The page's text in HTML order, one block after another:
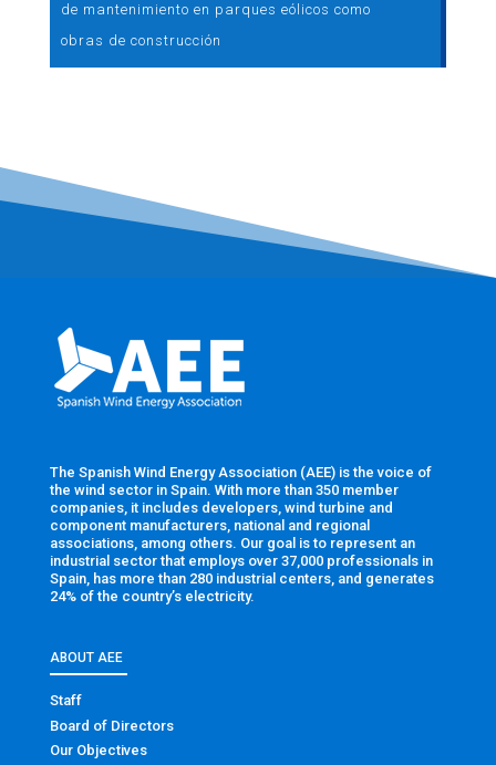
de mantenimiento en parques eólicos como
obras de construcción
The Spanish Wind Energy Association (AEE) is the voice of
the wind sector in Spain. With more than 350 member
companies, it includes developers, wind turbine and
component manufacturers, national and regional
associations, among others. Our goal is to represent an
industrial sector that employs over 37,000 professionals in
Spain, has more than 280 industrial centers, and generates
24% of the country’s electricity.
ABOUT AEE
Staff
Board of Directors
Our Objectives